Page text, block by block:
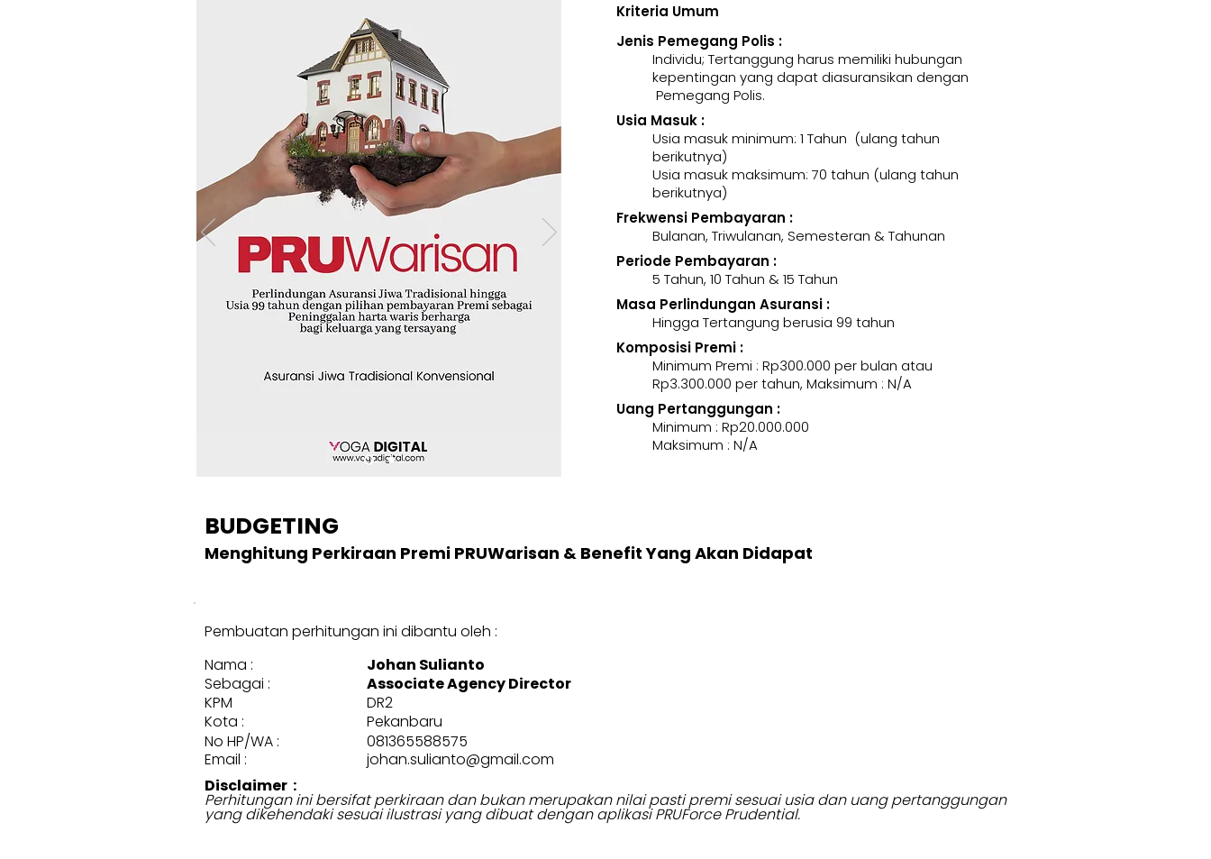
Kriteria Umum
Jenis Pemegang Polis :
Individu; Tertanggung harus memiliki hubungan
kepentingan yang dapat diasuransikan dengan
Pemegang Polis.
Usia Masuk :
Usia masuk minimum: 1 Tahun (ulang tahun
berikutnya)
Usia masuk maksimum: 70 tahun (ulang tahun
berikutnya)
Frekwensi Pembayaran :
Bulanan, Triwulanan, Semesteran & Tahunan
Periode Pembayaran :
5 Tahun, 10 Tahun & 15 Tahun
Masa Perlindungan Asuransi :
Hingga Tertangung berusia 99 tahun
Komposisi Premi :
Minimum Premi : Rp300.000 per bulan atau
Rp3.300.000 per tahun, Maksimum : N/A
Uang Pertanggungan :
Minimum : Rp20.000.000
Maksimum : N/A
BUDGETING
Menghitung Perkiraan Premi PRUWarisan & Benefit Yang Akan Didapat
Pembuatan perhitungan ini dibantu oleh :
Pekanbaru
Kota :
081365588575
No HP/WA :
Email :
johan.sulianto@gmail.com
Disclaimer :
Perhitungan ini bersifat perkiraan dan bukan merupakan nilai pasti premi sesuai usia dan uang pertanggungan
yang dikehendaki sesuai ilustrasi yang dibuat dengan aplikasi PRUForce Prudential.
Nama :
Johan Sulianto
Sebagai :
Associate Agency Director
KPM
DR2